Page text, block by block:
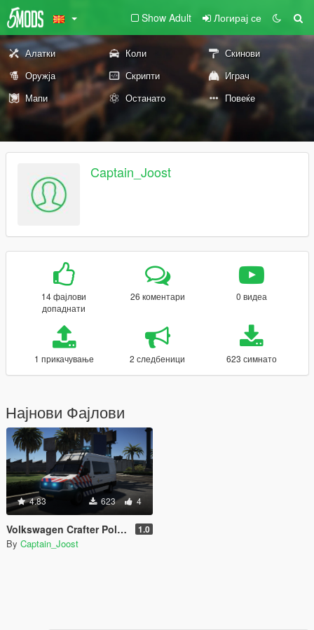
Show Adult Логирај се
Алатки Коли
Скинови
Оружја
Скрипти
Играч
Мапи
Останато Повеќе
Captain_Joost
14 фајлови
допаднати
26 коментари 0 видеа
1 прикачување 2 следбеници 623 симнато
Најнови Фајлови
4.83 623 4
Volkswagen Crafter Politie [ELS] 1.0
By Captain_Joost